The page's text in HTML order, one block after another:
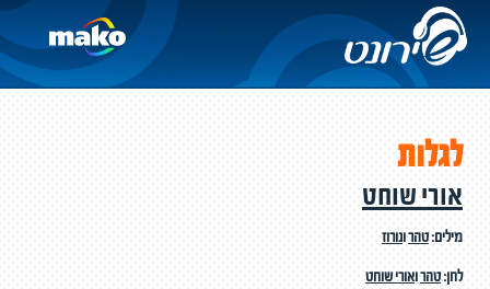
לגלות
אורי שוחט
מילים:טהרונורוז
לחן:טהרואורי שוחט